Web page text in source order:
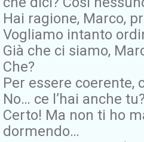
Hai ragione, Marco,
Vogliamo intanto
Già che ci siamo,
Che?
Per essere coerente,
No… ce l’hai anche tu?
Certo! Ma non ti ho
dormendo…